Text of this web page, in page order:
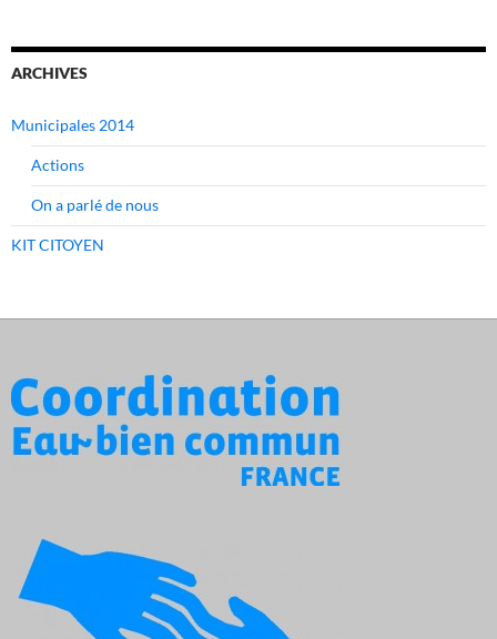
ARCHIVES
Municipales 2014
Actions
On a parlé de nous
KIT CITOYEN